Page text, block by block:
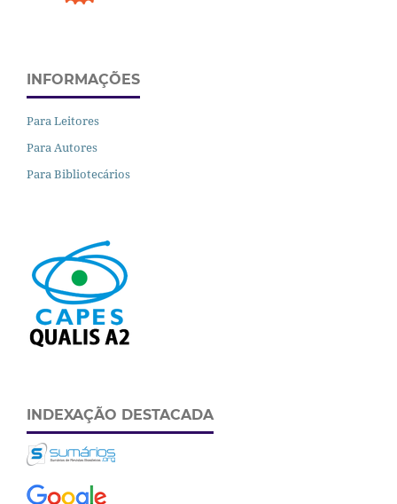
INFORMAÇÕES
Para Leitores
Para Autores
Para Bibliotecários
INDEXAÇÃO DESTACADA